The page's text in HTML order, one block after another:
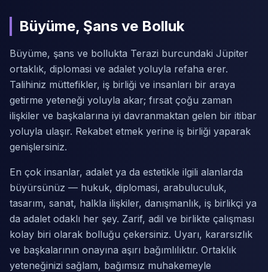
Büyüme, Şans ve Bolluk
Büyüme, şans ve bollukta Terazi burcundaki Jüpiter
ortaklık, diplomasi ve adalet yoluyla refaha erer.
Talihiniz müttefikler, iş birliği ve insanları bir araya
getirme yeteneği yoluyla akar; fırsat çoğu zaman
ilişkiler ve başkalarına iyi davranmaktan gelen bir itibar
yoluyla ulaşır. Rekabet etmek yerine iş birliği yaparak
genişlersiniz.
En çok insanlar, adalet ya da estetikle ilgili alanlarda
büyürsünüz — hukuk, diplomasi, arabuluculuk,
tasarım, sanat, halkla ilişkiler, danışmanlık, iş birlikçi ya
da adalet odaklı her şey. Zarif, adil ve birlikte çalışması
kolay biri olarak bolluğu çekersiniz. Uyarı, kararsızlık
ve başkalarının onayına aşırı bağımlılıktır. Ortaklık
yeteneğinizi sağlam, bağımsız muhakemeyle